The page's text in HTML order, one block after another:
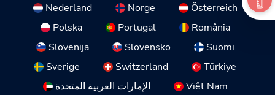
Nederland
Norge
Österreich
Polska
Portugal
România
Slovenija
Slovensko
Suomi
Sverige
Switzerland
Türkiye
الإمارات العربية المتحدة
Việt Nam